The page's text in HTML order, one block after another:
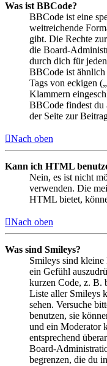
Was ist BBCode?
BBCode ist eine
weitreichende
gibt. Die Rechte
die Board-
durch dich für
BBCode ist
Tags von eckigen
Klammern
BBCode findest du
der Seite zur
Nach oben
Kann ich HTML
Nein, es ist nicht
verwenden. Die
HTML bietet,
Nach oben
Was sind Smileys?
Smileys sind
ein Gefühl
kurzen Code, z. B.
Liste aller Smileys
sehen. Versuche
benutzen, sie
und ein Moderator
entsprechend
Board-
begrenzen, die du